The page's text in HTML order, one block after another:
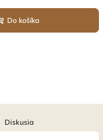
Do košíka
Diskusia